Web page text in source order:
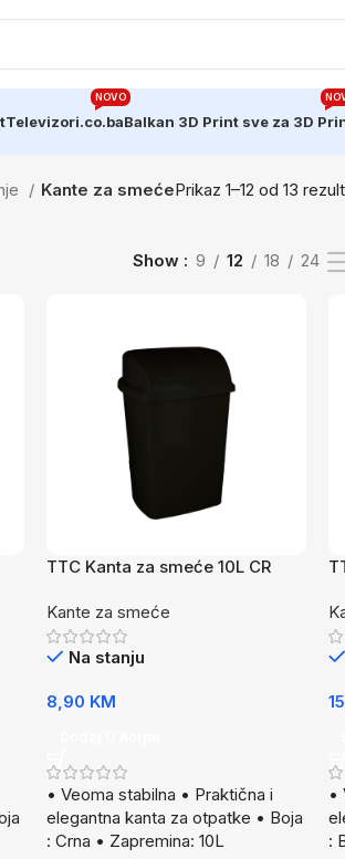
Televizori.co.ba
NOVO
Balkan 3D Print sve za 3D
Kante za smećePrikaz 1–12 od 13
Show 9 12 18 24
TTC Kanta za smeće 10L CR
Kante za smeće
Na stanju
8,90 KM
• Veoma stabilna • Praktična i
elegantna kanta za otpatke • Boja
: Crna • Zapremina: 10L
•
: